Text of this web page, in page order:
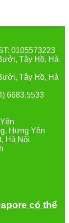
0105573223
Tây Hồ, Hà
Tây Hồ, Hà
6683.5533
Hưng Yên
Hà Nội
có thể